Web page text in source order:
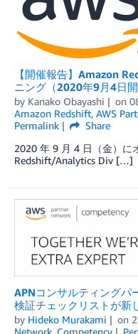
【開催報告】Amazon
ニング（2020年9月4日開
by Kanako Obayashi on
Amazon Redshift, AWS
Permalink
Share
2020 年 9 月 4 日（金）に
Redshift/Analytics Div […]
APNコンサルティングパ
検証チェックリストが新
by Hideko Murakami on
Network Competency